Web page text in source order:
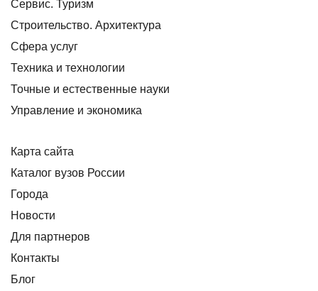
Сервис. Туризм
Строительство. Архитектура
Сфера услуг
Техника и технологии
Точные и естественные науки
Управление и экономика
Карта сайта
Каталог вузов России
Города
Новости
Для партнеров
Контакты
Блог